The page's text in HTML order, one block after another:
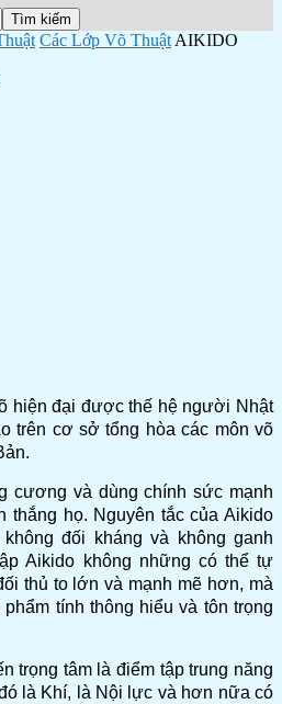
Các Lớp Võ Thuật AIKIDO
hiện đại được thế hệ người Nhật
trên cơ sở tổng hòa các môn võ
cương và dùng chính sức mạnh
thắng họ. Nguyên tắc của Aikido
đối kháng và không ganh
Aikido không những có thể tự
thủ to lớn và mạnh mẽ hơn, mà
tính thông hiểu và tôn trọng
trọng tâm là điểm tập trung năng
là Khí, là Nội lực và hơn nữa có